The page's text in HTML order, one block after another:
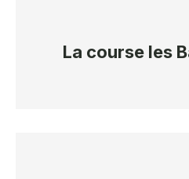
La course les